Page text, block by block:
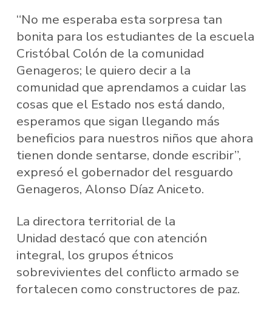
“No me esperaba esta sorpresa tan
bonita para los estudiantes de la escuela
Cristóbal Colón de la comunidad
Genageros; le quiero decir a la
comunidad que aprendamos a cuidar las
cosas que el Estado nos está dando,
esperamos que sigan llegando más
beneficios para nuestros niños que ahora
tienen donde sentarse, donde escribir”,
expresó el gobernador del resguardo
Genageros, Alonso Díaz Aniceto.
La directora territorial de la
Unidad destacó que con atención
integral, los grupos étnicos
sobrevivientes del conflicto armado se
fortalecen como constructores de paz.